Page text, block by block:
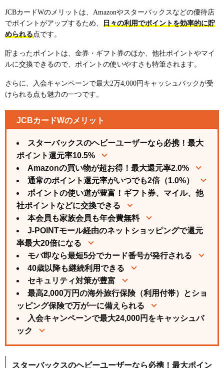
JCBカードWのメリットは、Amazonやスターバックスなどの優待店
でポイントがアップするため、
日々の利用でポイントを効率的に貯
められる 点です。
貯まったポイントは、金券・ギフト券のほか、他社ポイントやマイ
ルに交換できるので、ポイントの使いやすさも特筆されます。
さらに、入会キャンペーンで最大2万4,000円キャッシュバックが受
けられる点も魅力の一つです。
JCBカードWのメリット
スターバックスのヘビーユーザーなら必携！最大
ポイント還元率10.5%
Amazonの買い物が超お得！最大還元率2.0%
通常のポイント還元率がいつでも2倍（1.0%）
ポイントの使い道が豊富！ギフト券、マイル、他
社ポイントなどに交換できる
本会員も家族会員も年会費無料
J-POINTモール経由のネットショッピングで還元
率最大20倍になる
モバ即なら最短5分でカード番号が発行される
40歳以降も継続利用できる
セキュリティ対策が豊富
最高2,000万円の海外旅行保険（利用付帯）とショ
ッピング保険で万が一に備えられる
入会キャンペーンで最大24,000円をキャッシュバ
ック
スターバックスのヘビーユーザーなら必携！最大ポイン